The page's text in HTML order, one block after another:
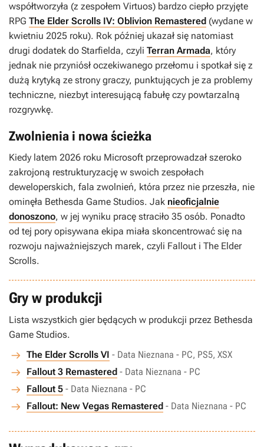
współtworzyła (z zespołem Virtuos) bardzo ciepło przyjęte
RPG The Elder Scrolls IV: Oblivion Remastered (wydane w
kwietniu 2025 roku). Rok później ukazał się natomiast
drugi dodatek do Starfielda, czyli Terran Armada, który
jednak nie przyniósł oczekiwanego przełomu i spotkał się z
dużą krytyką ze strony graczy, punktujących je za problemy
techniczne, niezbyt interesującą fabułę czy powtarzalną
rozgrywkę.
Zwolnienia i nowa ścieżka
Kiedy latem 2026 roku Microsoft przeprowadzał szeroko
zakrojoną restrukturyzację w swoich zespołach
deweloperskich, fala zwolnień, która przez nie przeszła, nie
ominęła Bethesda Game Studios. Jak nieoficjalnie
donoszono, w jej wyniku pracę straciło 35 osób. Ponadto
od tej pory opisywana ekipa miała skoncentrować się na
rozwoju najważniejszych marek, czyli Fallout i The Elder
Scrolls.
Gry w produkcji
Lista wszystkich gier będących w produkcji przez Bethesda
Game Studios.
The Elder Scrolls VI - Data Nieznana - PC, PS5, XSX
Fallout 3 Remastered - Data Nieznana - PC
Fallout 5 - Data Nieznana - PC
Fallout: New Vegas Remastered - Data Nieznana - PC